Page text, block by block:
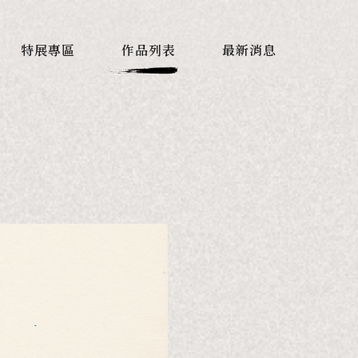
特展專區 作品列表 最新消息